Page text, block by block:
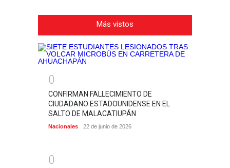
Más vistos
0
CONFIRMAN FALLECIMIENTO DE
CIUDADANO ESTADOUNIDENSE EN EL
SALTO DE MALACATIUPÁN
Nacionales 22 de junio de 2026
0